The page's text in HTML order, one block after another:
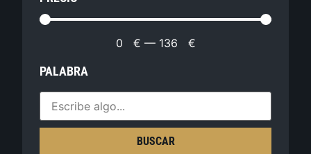
0 € — 136 €
PALABRA
BUSCAR